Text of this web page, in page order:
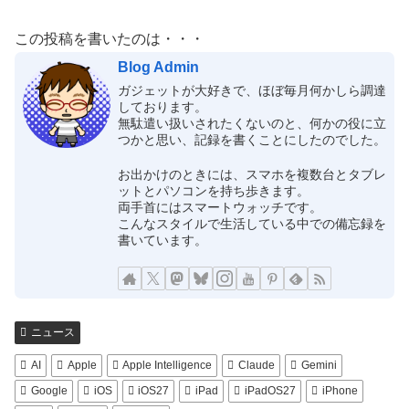
この投稿を書いたのは・・・
Blog Admin
ガジェットが大好きで、ほぼ毎月何かしら調達
しております。
無駄遣い扱いされたくないのと、何かの役に立
つかと思い、記録を書くことにしたのでした。
お出かけのときには、スマホを複数台とタブレ
ットとパソコンを持ち歩きます。
両手首にはスマートウォッチです。
こんなスタイルで生活している中での備忘録を
書いています。
ニュース
AI Apple Apple Intelligence Claude
Gemini
Google
iOS iOS27 iPad iPadOS27
iPhone